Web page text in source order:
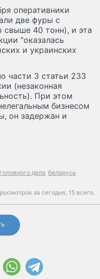
оперативники
две фуры с
свыше 40 тонн), и эта
"оказалась
и украинских
части 3 статьи 233
(незаконная
При этом
бизнесом
он задержан и
дела беларусь
за сегодня, 15 всего.